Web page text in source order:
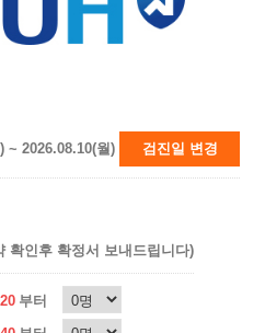
~ 2026.08.10(월) 검진일 변경
확인후 확정서 보내드립니다)
부터